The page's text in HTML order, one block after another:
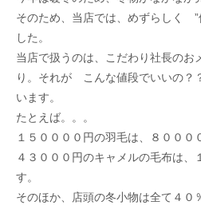
そのため、当店では、めずらしく ”
した。
当店で扱うのは、こだわり社長のお
り。それが こんな値段でいいの？
います。
たとえば。。。
１５００００円の羽毛は、８０００
４３０００円のキャメルの毛布は、
す。
そのほか、店頭の冬小物は全て４０